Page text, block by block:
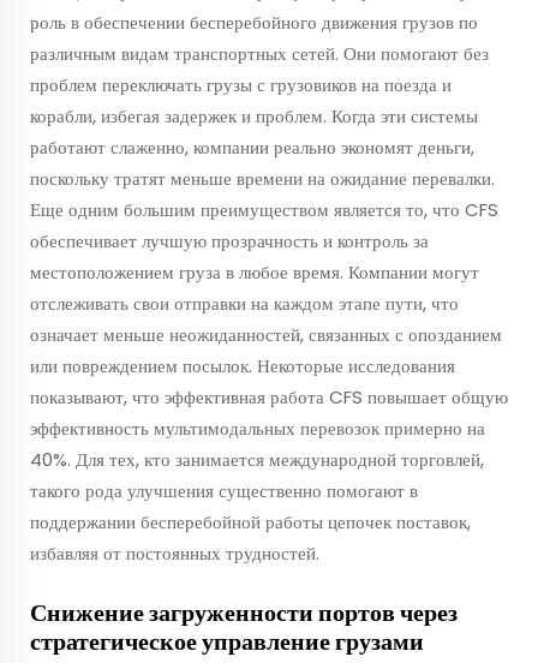
роль в обеспечении бесперебойного движения грузов по
различным видам транспортных сетей. Они помогают без
проблем переключать грузы с грузовиков на поезда и
корабли, избегая задержек и проблем. Когда эти системы
работают слаженно, компании реально экономят деньги,
поскольку тратят меньше времени на ожидание перевалки.
Еще одним большим преимуществом является то, что CFS
обеспечивает лучшую прозрачность и контроль за
местоположением груза в любое время. Компании могут
отслеживать свои отправки на каждом этапе пути, что
означает меньше неожиданностей, связанных с опозданием
или повреждением посылок. Некоторые исследования
показывают, что эффективная работа CFS повышает общую
эффективность мультимодальных перевозок примерно на
40%. Для тех, кто занимается международной торговлей,
такого рода улучшения существенно помогают в
поддержании бесперебойной работы цепочек поставок,
избавляя от постоянных трудностей.
Снижение загруженности портов через
стратегическое управление грузами